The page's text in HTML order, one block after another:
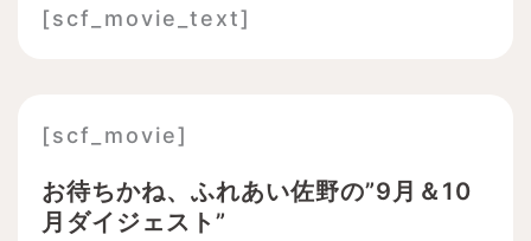
[scf_movie_text]
[scf_movie]
お待ちかね、ふれあい佐野の”9月＆10
月ダイジェスト”